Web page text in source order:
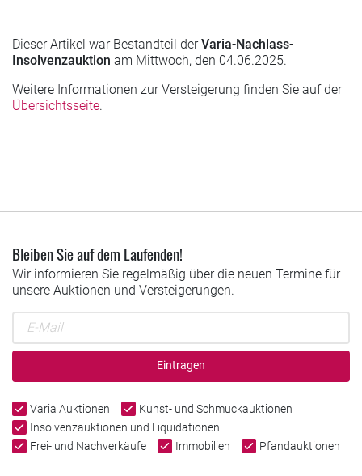
Dieser Artikel war Bestandteil derVaria-Nachlass-
Insolvenzauktion am Mittwoch, den 04.06.2025.
Weitere Informationen zur Versteigerung finden Sie auf der
Übersichtsseite.
Bleiben Sie auf dem Laufenden!
Wir informieren Sie regelmäßig über die neuen Termine für
unsere Auktionen und Versteigerungen.
Eintragen
Varia Auktionen
Kunst- und Schmuckauktionen
Insolvenzauktionen und Liquidationen
Frei- und Nachverkäufe
Immobilien Pfandauktionen